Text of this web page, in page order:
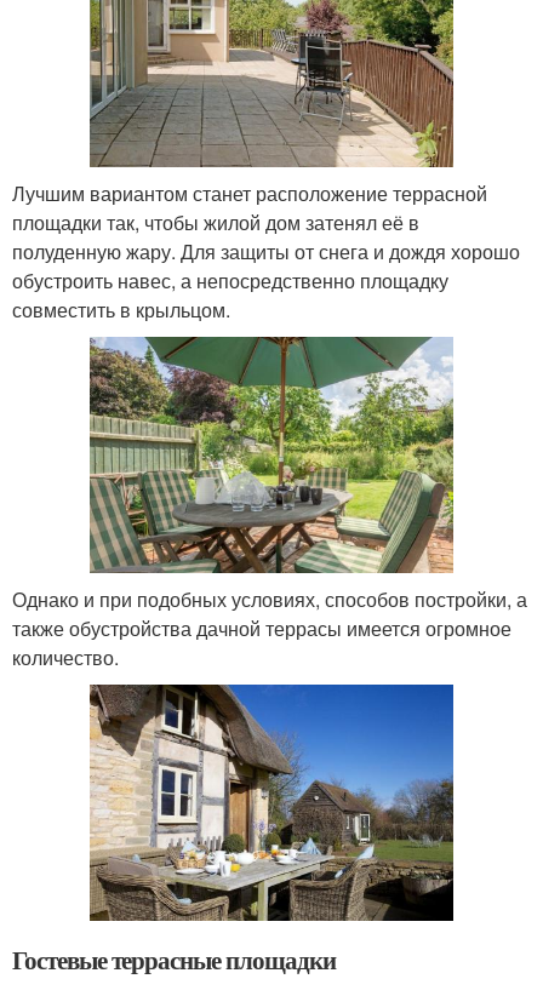
Лучшим вариантом станет расположение террасной
площадки так, чтобы жилой дом затенял её в
полуденную жару. Для защиты от снега и дождя хорошо
обустроить навес, а непосредственно площадку
совместить в крыльцом.
Однако и при подобных условиях, способов постройки, а
также обустройства дачной террасы имеется огромное
количество.
Гостевые террасные площадки